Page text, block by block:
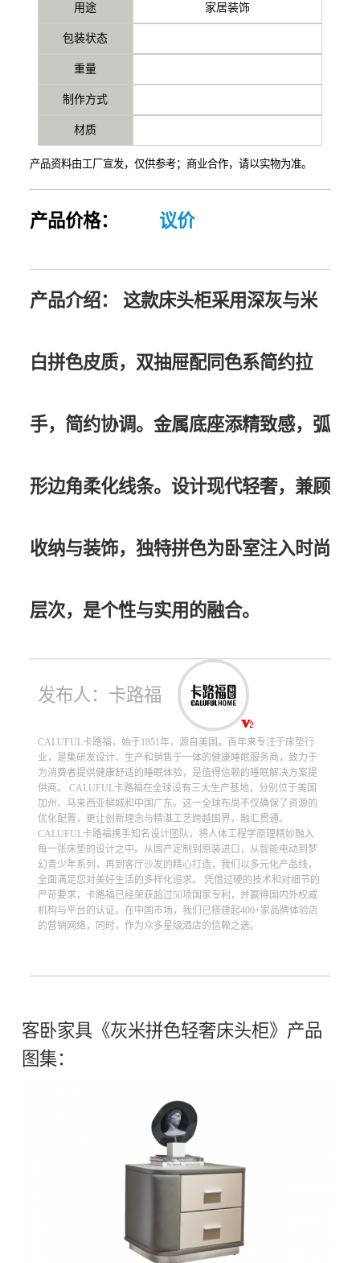
用途 家居装饰
包装状态
重量
制作方式
材质
产品资料由工厂宣发，仅供参考；商业合作，请以实物为准。
产品价格： 议价
产品介绍： 这款床头柜采用深灰与米
白拼色皮质，双抽屉配同色系简约拉
手，简约协调。金属底座添精致感，弧
形边角柔化线条。设计现代轻奢，兼顾
收纳与装饰，独特拼色为卧室注入时尚
层次，是个性与实用的融合。
发布人：卡路福
CALUFUL卡路福，始于1851年，源自美国。百年来专注于床垫行
业，是集研发设计、生产和销售于一体的健康睡眠服务商，致力于
为消费者提供健康舒适的睡眠体验，是值得信赖的睡眠解决方案提
供商。 CALUFUL卡路福在全球设有三大生产基地，分别位于美国
加州、马来西亚槟城和中国广东。这一全球布局不仅确保了资源的
优化配置，更让创新理念与精湛工艺跨越国界，融汇贯通。
CALUFUL卡路福携手知名设计团队，将人体工程学原理精妙融入
每一张床垫的设计之中。从国产定制到原装进口，从智能电动到梦
幻青少年系列，再到客厅沙发的精心打造，我们以多元化产品线，
全面满足您对美好生活的多样化追求。 凭借过硬的技术和对细节的
严苛要求，卡路福已经荣获超过50项国家专利，并赢得国内外权威
机构与平台的认证。在中国市场，我们已搭建起400+家品牌体验店
的营销网络，同时，作为众多星级酒店的信赖之选。
客卧家具《灰米拼色轻奢床头柜》产品
图集：